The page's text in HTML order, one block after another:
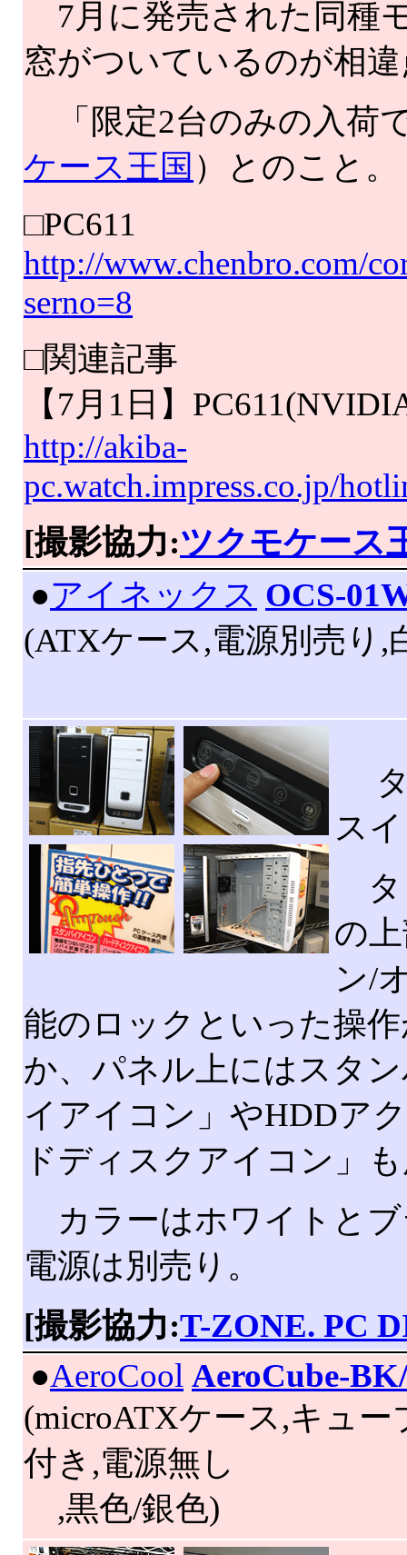
7月に発売された同種
窓がついているのが相
「限定2台のみの入荷
ケース王国 ）とのこと。
□PC611
http://www.chenbro.com/
serno=8
□関連記事
【7月1日】
http://akiba-
pc.watch.impress.co.jp/
[撮影協力:ツクモケース
●アイネックス OCS-
(ATXケース,電源別売り,
タ
ス
タ
の
ン/
能のロックといった操
か、パネル上にはスタ
イアイコン」やHDDア
ドディスクアイコン」
カラーはホワイトとブ
電源は別売り。
[撮影協力:T-ZONE. PC
●AeroCool AeroCube-
(microATXケース,キュー
付き,電源無し
,黒色/銀色)